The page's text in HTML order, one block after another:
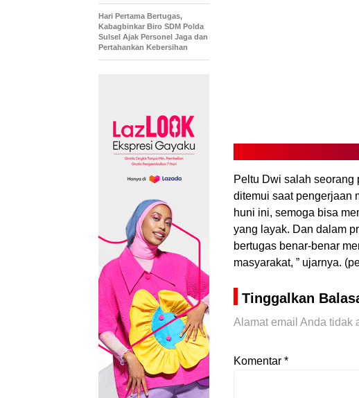
Peltu Dwi salah seorang
ditemui saat pengerjaan
huni ini, semoga bisa
yang layak. Dan dalam
bertugas benar-benar
masyarakat, ” ujarnya.
Tinggalkan
Alamat email Anda tidak
Komentar *
Hari Pertama Bertugas,
Kabagbinkar Biro SDM Polda
Sulsel Ajak Personel Jaga dan
Pertahankan Kebersihan